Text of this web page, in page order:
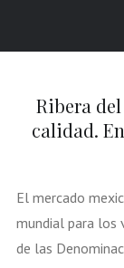
Ribera
calidad.
El mercado
mundial para los
de las